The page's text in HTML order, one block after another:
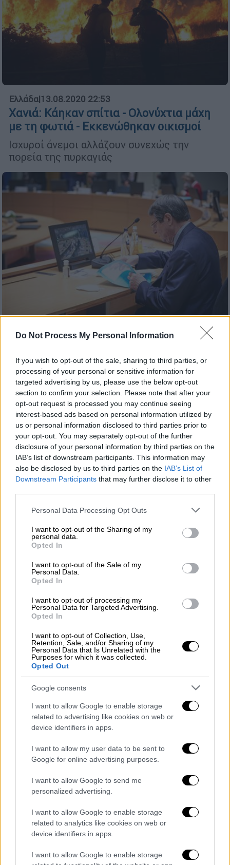
Do Not Process My Personal Information
If you wish to opt-out of the sale, sharing to third parties, or
processing of your personal or sensitive information for
targeted advertising by us, please use the below opt-out
section to confirm your selection. Please note that after your
opt-out request is processed you may continue seeing
interest-based ads based on personal information utilized by
us or personal information disclosed to third parties prior to
your opt-out. You may separately opt-out of the further
disclosure of your personal information by third parties on the
IAB’s list of downstream participants. This information may
also be disclosed by us to third parties on the IAB’s List of
Downstream Participants that may further disclose it to other
Please note that this website/app uses one or more Google
not limited to your visit or usage behaviour. You may click to
grant or deny consent to Google and its third-party tags to
use your data for below specified purposes in below Google
consent section.
Personal Data Processing Opt Outs
I want to opt-out of the Sharing of my
personal data.
Opted In
I want to opt-out of the Sale of my
Personal Data.
Opted In
I want to opt-out of processing my
Personal Data for Targeted Advertising.
Opted In
I want to opt-out of Collection, Use,
Retention, Sale, and/or Sharing of my
Personal Data that Is Unrelated with the
Purposes for which it was collected.
Opted Out
Google consents
I want to allow Google to enable storage
related to advertising like cookies on web or
device identifiers in apps.
I want to allow my user data to be sent to
Google for online advertising purposes.
I want to allow Google to send me
personalized advertising.
I want to allow Google to enable storage
related to analytics like cookies on web or
device identifiers in apps.
I want to allow Google to enable storage
Ελλάδα|13.08.2020 22:53
Χανιά: Κάηκαν σπίτια - Ολονύχτια μάχη
με τη φωτιά - Εκκενώθηκαν οικισμοί
Ισχυροί άνεμοι αλλάζουν συνεχώς την
πορεία της πυρκαγιάς
Πολιτική|13.08.2020 22:50
σέβεται τους κανόνες του Διεθνούς
Δικαίου
Ο Πρόεδρος της Κυπριακής Δημοκρατίας
στηλίτευσε τις ενέργειες στις οποίες
προβαίνει η Τουρκία το τελευταίο διάστημα
Περιφέρεια Αττικής: Ανέστειλε τις
πολιτιστικές εκδηλώσεις έως τέλος
Αυγούστου
Η απόφαση ελήφθη από τον περιφερειάρχη
Αττικής, Γιώργο Πατούλη, κατόπιν σχετικής
συνεννόησης του με τον Νίκο Χαρδαλιά
Κόσμος|13.08.2020 22:40
Γαλλία: Σε υψηλό 4 μηνών ο αριθμός των
Παρά την αύξηση των κρουσμάτων, ο